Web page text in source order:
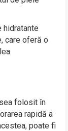
hidratante
care oferă o
folosit în
rapidă a
poate fi